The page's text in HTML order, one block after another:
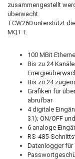
zusammengestellt
überwacht.
TCW260 unterstützt
MQTT.
100 MBit
Bis zu 24
Bis zu 24
Grafiken für
abrufbar
4 digitale
31); ON/OFF
6 analoge
RS-485-
Datenlogger für